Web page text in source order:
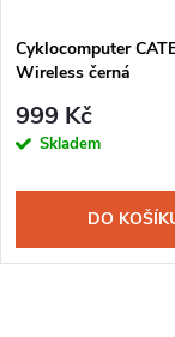
Cyklocomputer
Wireless černá
999 Kč
Skladem
DO